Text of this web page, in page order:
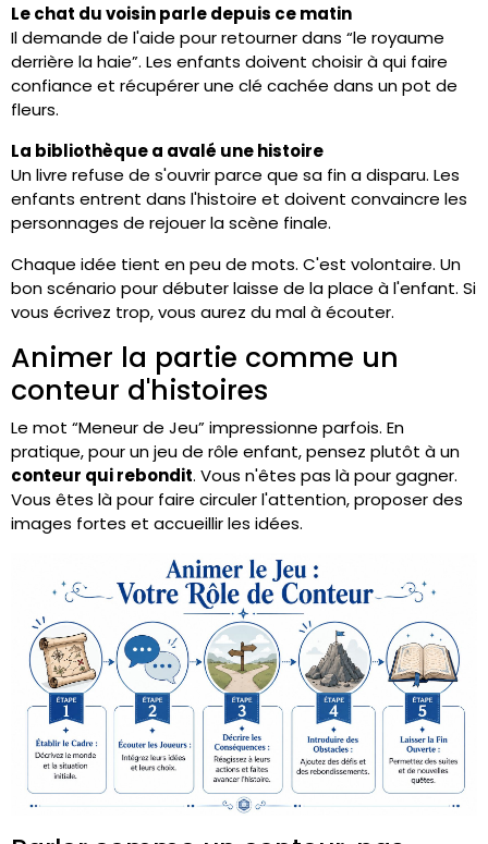
Le chat du voisin parle depuis ce matin
Il demande de l'aide pour retourner dans “le royaume
derrière la haie”. Les enfants doivent choisir à qui faire
confiance et récupérer une clé cachée dans un pot de
fleurs.
La bibliothèque a avalé une histoire
Un livre refuse de s'ouvrir parce que sa fin a disparu. Les
enfants entrent dans l'histoire et doivent convaincre les
personnages de rejouer la scène finale.
Chaque idée tient en peu de mots. C'est volontaire. Un
bon scénario pour débuter laisse de la place à l'enfant. Si
vous écrivez trop, vous aurez du mal à écouter.
Animer la partie comme un
conteur d'histoires
Le mot “Meneur de Jeu” impressionne parfois. En
pratique, pour un jeu de rôle enfant, pensez plutôt à un
conteur qui rebondit. Vous n'êtes pas là pour gagner.
Vous êtes là pour faire circuler l'attention, proposer des
images fortes et accueillir les idées.